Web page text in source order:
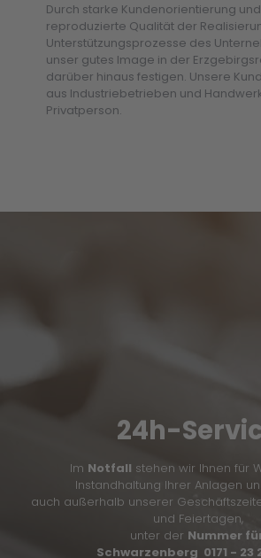
Durch starke Kundenorientierung
reproduzierte Qualität der
Unterstützungsprozesse des
unser gutes Image in der
darüber hinaus festigen. Unsere
aus Industriebetrieben und
Privatperson.
24h-
Im Notfall stehen wir Ihnen für
Instandhaltung Ihrer Anlagen
auch außerhalb unserer
und Feiertagen,
unter der Nummer
Schwarzenberg 0171 - 23